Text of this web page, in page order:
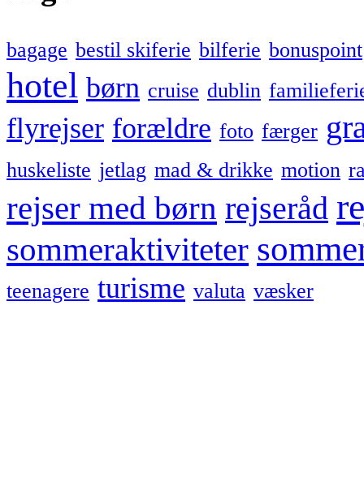
bagage bestil skiferie bilferie bonuspoint
hotel børn cruise dublin
flyrejser forældre foto færger
huskeliste jetlag mad & drikke motion
rejser med børn rejseråd
sommeraktiviteter
teenagere turisme valuta væsker